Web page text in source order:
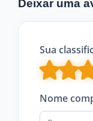
Deixar uma
Sua
Nome